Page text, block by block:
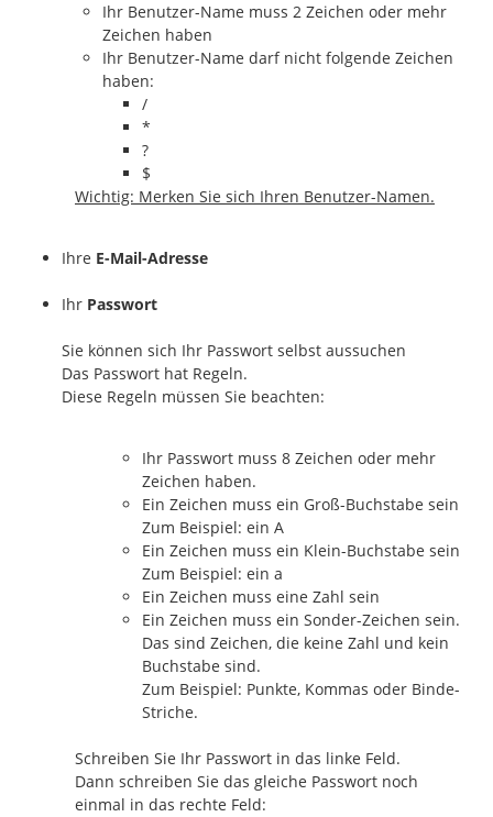
Ihr Benutzer-Name muss 2 Zeichen oder mehr
Zeichen haben
Ihr Benutzer-Name darf nicht folgende Zeichen
haben:
/
*
?
$
Wichtig: Merken Sie sich Ihren Benutzer-Namen.
Ihre E-Mail-Adresse
Ihr Passwort
Sie können sich Ihr Passwort selbst aussuchen
Das Passwort hat Regeln.
Diese Regeln müssen Sie beachten:
Ihr Passwort muss 8 Zeichen oder mehr
Zeichen haben.
Ein Zeichen muss ein Groß-Buchstabe sein
Zum Beispiel: ein A
Ein Zeichen muss ein Klein-Buchstabe sein
Zum Beispiel: ein a
Ein Zeichen muss eine Zahl sein
Ein Zeichen muss ein Sonder-Zeichen sein.
Das sind Zeichen, die keine Zahl und kein
Buchstabe sind.
Zum Beispiel: Punkte, Kommas oder Binde-
Striche.
Schreiben Sie Ihr Passwort in das linke Feld.
Dann schreiben Sie das gleiche Passwort noch
einmal in das rechte Feld: